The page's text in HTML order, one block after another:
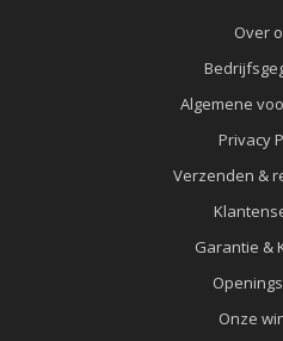
Over
Algemene
Privacy
Verzenden &
Garantie &
Onze